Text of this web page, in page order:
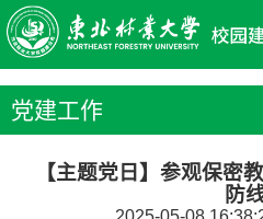
党建工作
【主题党日】参观保密
防